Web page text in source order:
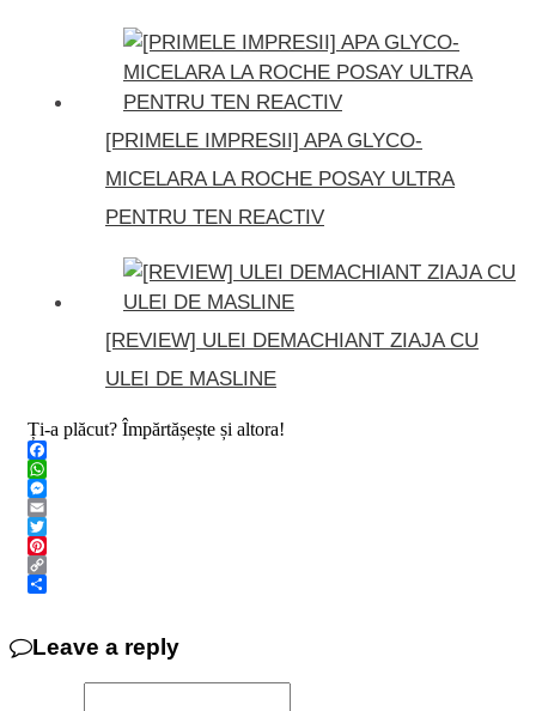
[PRIMELE IMPRESII] APA GLYCO-
MICELARA LA ROCHE POSAY ULTRA
PENTRU TEN REACTIV
[REVIEW] ULEI DEMACHIANT ZIAJA CU
ULEI DE MASLINE
Ți-a plăcut? Împărtășește și altora!
Facebook
WhatsApp
Messenger
Email
Twitter
Pinterest
Copy
Leave a reply